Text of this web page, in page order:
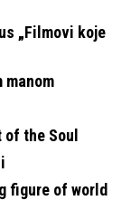
„Filmovi koje
manom
the Soul
figure of world